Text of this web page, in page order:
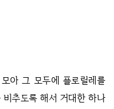
아 그 모두에 플로릴레를
추도록 해서 거대한 하나